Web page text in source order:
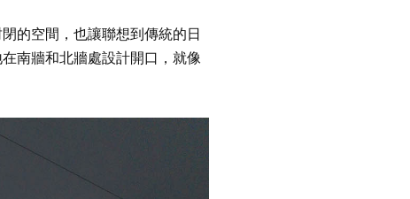
的空間，也讓聯想到傳統的日
南牆和北牆處設計開口，就像